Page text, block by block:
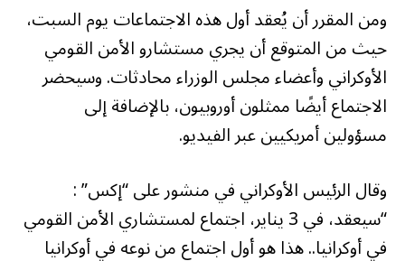
ومن المقرر أن يُعقد أول هذه الاجتماعات يوم السبت،
حيث من المتوقع أن يجري مستشارو الأمن القومي
الأوكراني وأعضاء مجلس الوزراء محادثات. وسيحضر
الاجتماع أيضًا ممثلون أوروبيون، بالإضافة إلى
مسؤولين أمريكيين عبر الفيديو.
وقال الرئيس الأوكراني في منشور على “إكس” :
“سيعقد، في 3 يناير، اجتماع لمستشاري الأمن القومي
في أوكرانيا.. هذا هو أول اجتماع من نوعه في أوكرانيا